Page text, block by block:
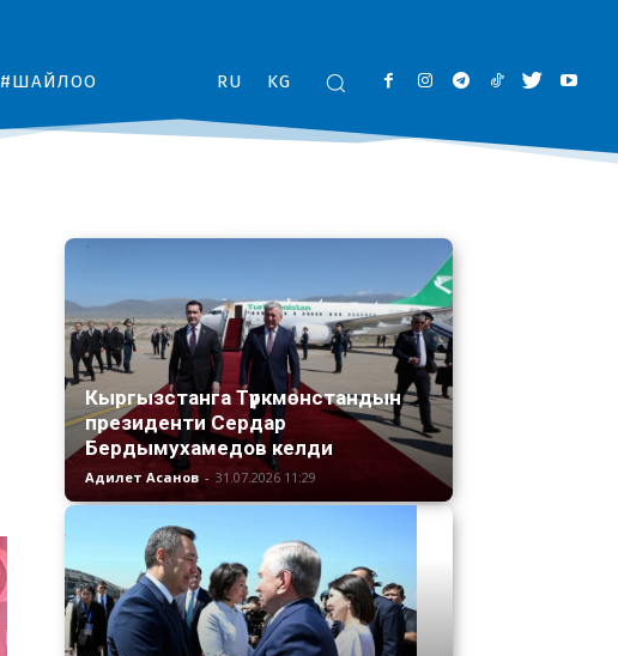
#ШАЙЛОО RU KG
Кыргызстанга Түркмөнстандын
президенти Сердар
Бердымухамедов келди
Адилет Асанов - 31.07.2026 11:29